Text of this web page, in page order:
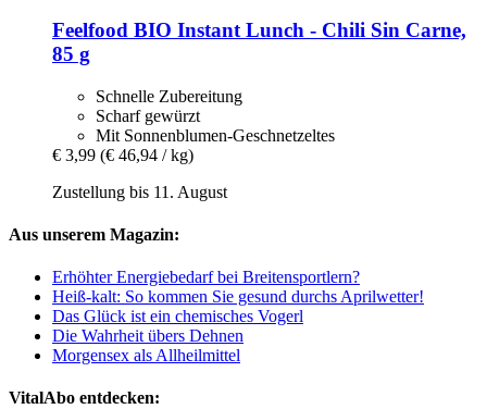
Feelfood BIO Instant Lunch -​ Chili Sin Carne,
85 g
Schnelle Zubereitung
Scharf gewürzt
Mit Sonnenblumen-Geschnetzeltes
€ 3,99 (€ 46,94 / kg)
Zustellung bis 11. August
Aus unserem Magazin:
Erhöhter Energiebedarf bei Breitensportlern?
Heiß-kalt: So kommen Sie gesund durchs Aprilwetter!
Das Glück ist ein chemisches Vogerl
Die Wahrheit übers Dehnen
Morgensex als Allheilmittel
VitalAbo entdecken: